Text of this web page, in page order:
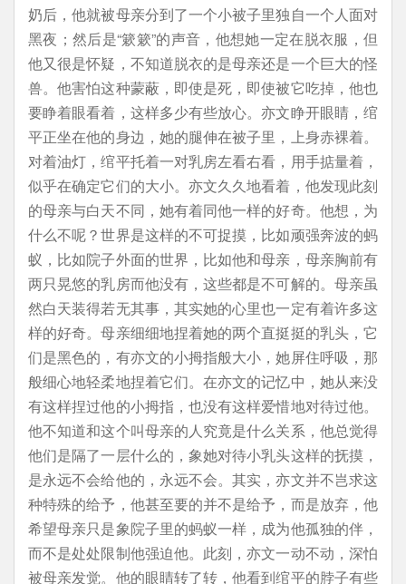
奶后，他就被母亲分到了一个小被子里独自一个人面对
黑夜；然后是“簌簌”的声音，他想她一定在脱衣服，但
他又很是怀疑，不知道脱衣的是母亲还是一个巨大的怪
兽。他害怕这种蒙蔽，即使是死，即使被它吃掉，他也
要睁着眼看着，这样多少有些放心。亦文睁开眼睛，绾
平正坐在他的身边，她的腿伸在被子里，上身赤裸着。
对着油灯，绾平托着一对乳房左看右看，用手掂量着，
似乎在确定它们的大小。亦文久久地看着，他发现此刻
的母亲与白天不同，她有着同他一样的好奇。他想，为
什么不呢？世界是这样的不可捉摸，比如顽强奔波的蚂
蚁，比如院子外面的世界，比如他和母亲，母亲胸前有
两只晃悠的乳房而他没有，这些都是不可解的。母亲虽
然白天装得若无其事，其实她的心里也一定有着许多这
样的好奇。母亲细细地捏着她的两个直挺挺的乳头，它
们是黑色的，有亦文的小拇指般大小，她屏住呼吸，那
般细心地轻柔地捏着它们。在亦文的记忆中，她从来没
有这样捏过他的小拇指，也没有这样爱惜地对待过他。
他不知道和这个叫母亲的人究竟是什么关系，他总觉得
他们是隔了一层什么的，象她对待小乳头这样的抚摸，
是永远不会给他的，永远不会。其实，亦文并不岂求这
种特殊的给予，他甚至要的并不是给予，而是放弃，他
希望母亲只是象院子里的蚂蚁一样，成为他孤独的伴，
而不是处处限制他强迫他。此刻，亦文一动不动，深怕
被母亲发觉。他的眼睛转了转，他看到绾平的脖子有些